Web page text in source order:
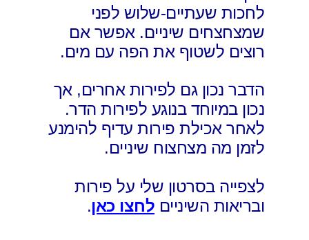
לחכות שעתיים-שלוש לפני
שמצחצחים שיניים. אפשר אם
רוצים לשטוף את הפה עם מים.
הדבר נכון גם לפירות אחרים, אך
נכון במיוחד בנוגע לפירות הדר.
לאחר אכילת פירות עדיף להימנע
לזמן מה מצחצוח שיניים.
לצפייה בסרטון שלי על פירות
ובריאות השיניים לחצו כאן.